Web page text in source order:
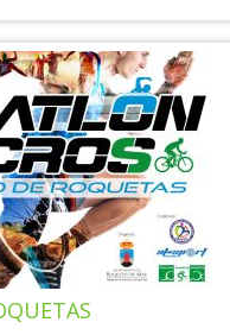
CROS CIUDAD DE